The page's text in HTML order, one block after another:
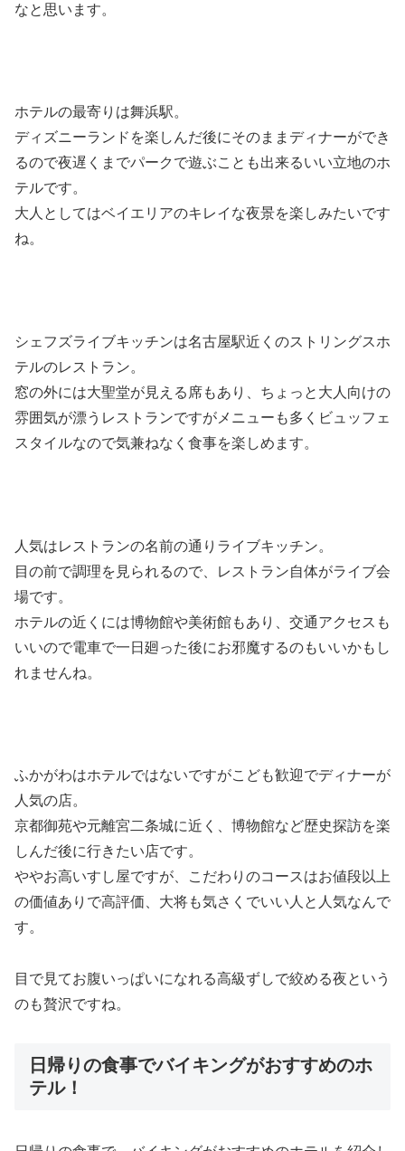
なと思います。
ホテルの最寄りは舞浜駅。
ディズニーランドを楽しんだ後にそのままディナーができ
るので夜遅くまでパークで遊ぶことも出来るいい立地のホ
テルです。
大人としてはベイエリアのキレイな夜景を楽しみたいです
ね。
シェフズライブキッチンは名古屋駅近くのストリングスホ
テルのレストラン。
窓の外には大聖堂が見える席もあり、ちょっと大人向けの
雰囲気が漂うレストランですがメニューも多くビュッフェ
スタイルなので気兼ねなく食事を楽しめます。
人気はレストランの名前の通りライブキッチン。
目の前で調理を見られるので、レストラン自体がライブ会
場です。
ホテルの近くには博物館や美術館もあり、交通アクセスも
いいので電車で一日廻った後にお邪魔するのもいいかもし
れませんね。
ふかがわはホテルではないですがこども歓迎でディナーが
人気の店。
京都御苑や元離宮二条城に近く、博物館など歴史探訪を楽
しんだ後に行きたい店です。
ややお高いすし屋ですが、こだわりのコースはお値段以上
の価値ありで高評価、大将も気さくでいい人と人気なんで
す。
目で見てお腹いっぱいになれる高級ずしで絞める夜という
のも贅沢ですね。
日帰りの食事でバイキングがおすすめのホ
テル！